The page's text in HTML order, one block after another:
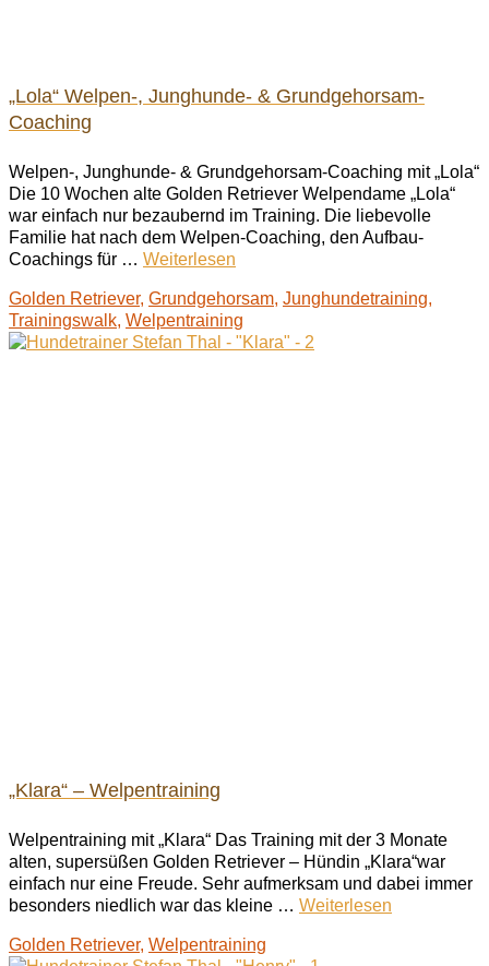
„Lola“ Welpen-, Junghunde- & Grundgehorsam-
Coaching
Welpen-, Junghunde- & Grundgehorsam-Coaching mit „Lola“
Die 10 Wochen alte Golden Retriever Welpendame „Lola“
war einfach nur bezaubernd im Training. Die liebevolle
Familie hat nach dem Welpen-Coaching, den Aufbau-
Coachings für … Weiterlesen
Golden Retriever, Grundgehorsam, Junghundetraining,
Trainingswalk, Welpentraining
„Klara“ – Welpentraining
Welpentraining mit „Klara“ Das Training mit der 3 Monate
alten, supersüßen Golden Retriever – Hündin „Klara“war
einfach nur eine Freude. Sehr aufmerksam und dabei immer
besonders niedlich war das kleine … Weiterlesen
Golden Retriever, Welpentraining